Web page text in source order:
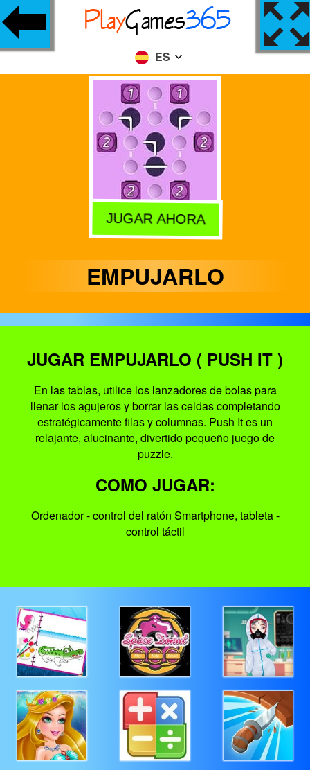
ES
JUGAR AHORA
EMPUJARLO
JUGAR EMPUJARLO ( PUSH IT )
En las tablas, utilice los lanzadores de bolas para
llenar los agujeros y borrar las celdas completando
estratégicamente filas y columnas. Push It es un
relajante, alucinante, divertido pequeño juego de
puzzle.
COMO JUGAR:
Ordenador - control del ratón Smartphone, tableta -
control táctil